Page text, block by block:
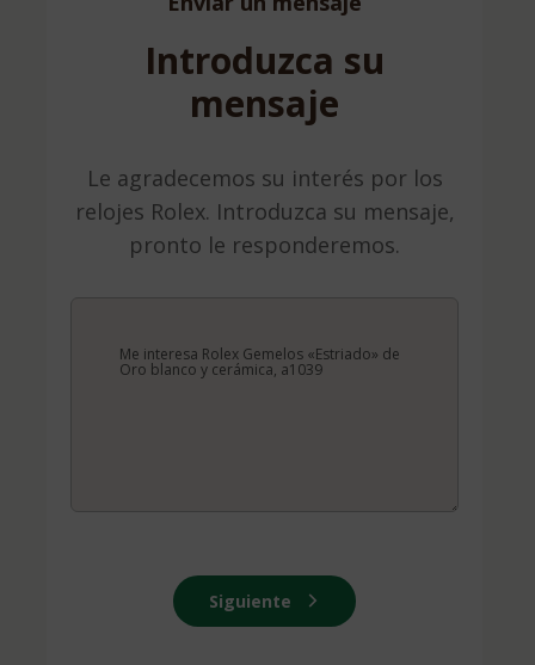
Introduzca su
mensaje
Le agradecemos su interés por los
relojes Rolex. Introduzca su mensaje,
pronto le responderemos.
Siguiente